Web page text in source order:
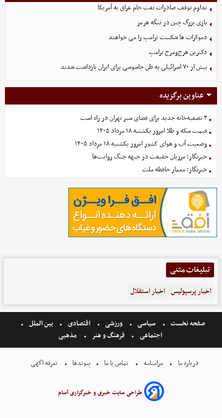
تداوم توقف صادرات نفت خام عراق به آمریکا
بازی بزرگ چین در تنگه هرمز
دموکرات ها شکست ترامپ را می خواهند
دکترین هرج‌ومرج ترامپ
بیش از ۷۰ اسرائیلی به ظن جاسوسی برای ایران بازداشت شدند
عناوین برگزیده
۳ تصفیه‌خانه جدید برای فضای سبز تهران در راه است
قیمت سکه و طلا امروز یکشنبه ۱۸ مرداد ۱۴۰۵
وضعیت آب و هوای کشور امروز یکشنبه ۱۸ مرداد ۱۴۰۵
خبرنگار؛ مرزبان حقیقت در جبهه جنگ روایت‌ها
خبرنگار؛ معمار حافظه ملت
تبلیغات متنی
اخبار پرسپولیس اخبار استقلال
صفحه نخست سیاسی ورزشی اقتصادی
بین الملل
اجتماعی
فرهنگ و هنر مذهبی
درباره ما مرامنامه تماس با ما پیوندها تعرفه اگهی
طراحی سایت خبری و خبرگزاری آسام